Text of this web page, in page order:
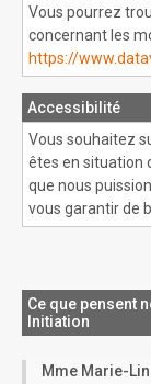
Vous pourrez
concernant les
https://
Accessibilité
Vous souhaitez
êtes en situation
que nous
vous garantir de
Ce que pensent
Initiation
Mme Marie-